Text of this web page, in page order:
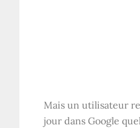
Mais un utilisateur
jour dans Google